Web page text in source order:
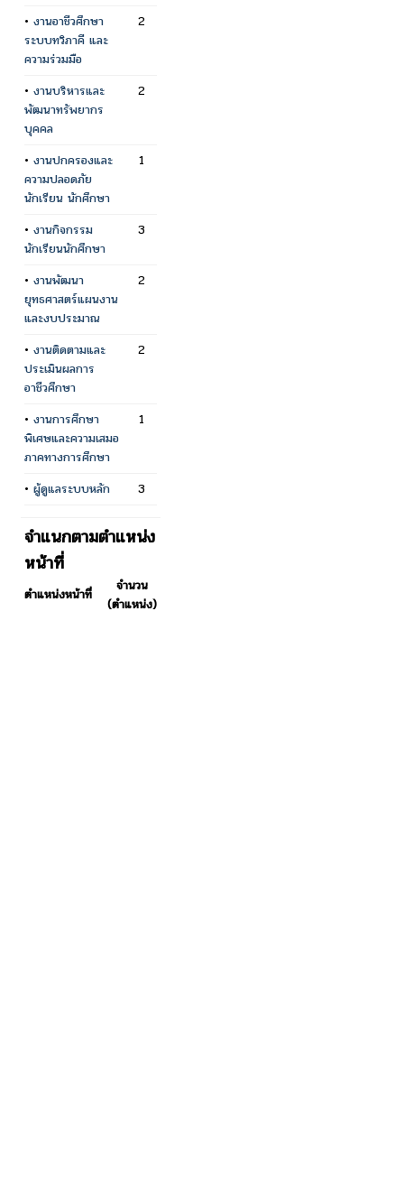
• งานอาชีวศึกษา
ระบบทวิภาคี และ
ความร่วมมือ
2
• งานบริหารและ
พัฒนาทรัพยากร
บุคคล
2
• งานปกครองและ
ความปลอดภัย
นักเรียน นักศึกษา
1
• งานกิจกรรม
นักเรียนนักศึกษา
3
• งานพัฒนา
ยุทธศาสตร์แผนงาน
และงบประมาณ
2
• งานติดตามและ
ประเมินผลการ
อาชีวศึกษา
2
• งานการศึกษา
พิเศษและความเสมอ
ภาคทางการศึกษา
1
• ผู้ดูแลระบบหลัก 3
จำแนกตามตำแหน่ง
หน้าที่
ตำแหน่งหน้าที่
จำนวน
(ตำแหน่ง)